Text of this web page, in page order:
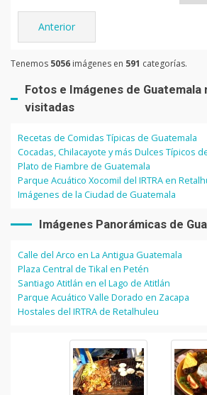
Anterior
Tenemos 5056 imágenes en 591 categorías.
Fotos e Imágenes de Guatemala
visitadas
Recetas de Comidas Típicas de Guatemala
Cocadas, Chilacayote y más Dulces Típicos
Plato de Fiambre de Guatemala
Parque Acuático Xocomil del IRTRA en
Imágenes de la Ciudad de Guatemala
Imágenes Panorámicas de
Calle del Arco en La Antigua Guatemala
Plaza Central de Tikal en Petén
Santiago Atitlán en el Lago de Atitlán
Parque Acuático Valle Dorado en Zacapa
Hostales del IRTRA de Retalhuleu